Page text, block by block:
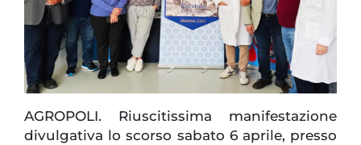
AGROPOLI. Riuscitissima manifestazione
divulgativa lo scorso sabato 6 aprile, presso